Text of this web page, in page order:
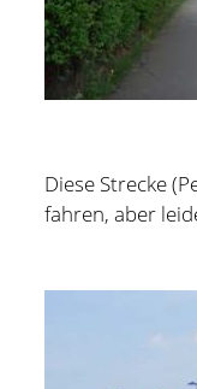
Diese Strecke
fahren, aber